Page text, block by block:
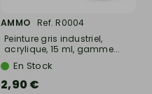
AMMO
Ref. R0004
Peinture gris industriel,
acrylique, 15 ml, gamme...
En Stock
2,90 €